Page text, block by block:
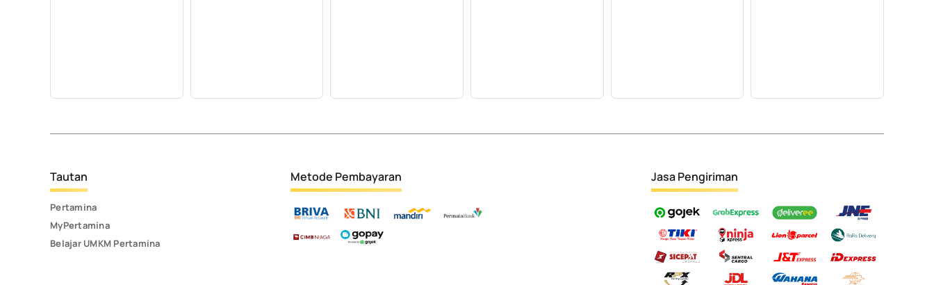
Tautan
Pertamina
MyPertamina
Belajar UMKM Pertamina
Metode Pembayaran Jasa Pengiriman